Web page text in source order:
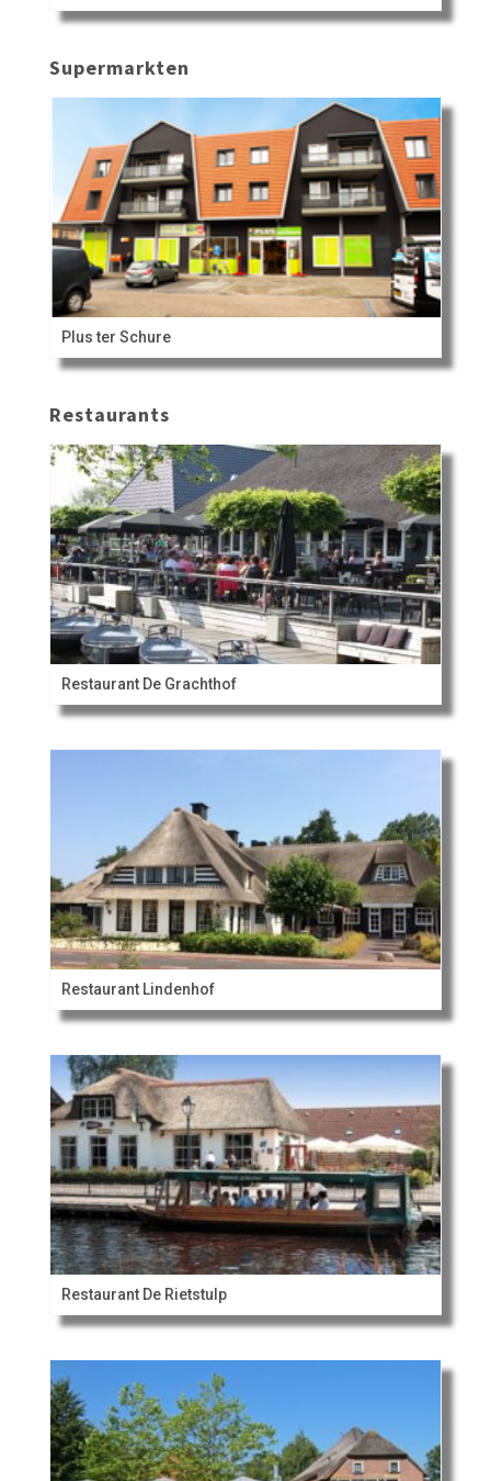
Supermarkten
Plus ter Schure
Restaurants
Restaurant De Grachthof
Restaurant Lindenhof
Restaurant De Rietstulp